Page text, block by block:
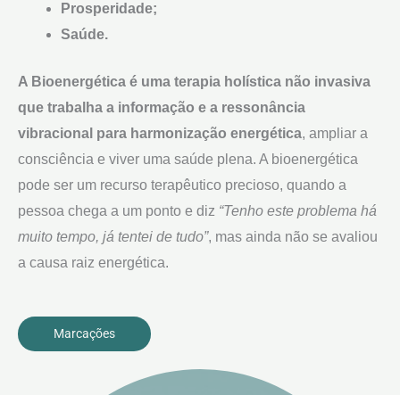
Prosperidade;
Saúde.
A Bioenergética é uma terapia holística não invasiva
que trabalha a informação e a ressonância
vibracional para harmonização energética, ampliar a
consciência e viver uma saúde plena. A bioenergética
pode ser um recurso terapêutico precioso, quando a
pessoa chega a um ponto e diz “Tenho este problema há
muito tempo, já tentei de tudo”, mas ainda não se avaliou
a causa raiz energética.
Marcações